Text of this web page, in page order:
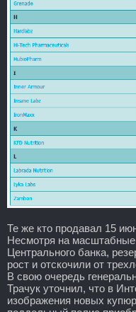
Те же кто продавал 15
Несмотря на
Центрального банка,
рост и отскочили от
В свою очередь
Трачук уточнил, что в
изображения новых